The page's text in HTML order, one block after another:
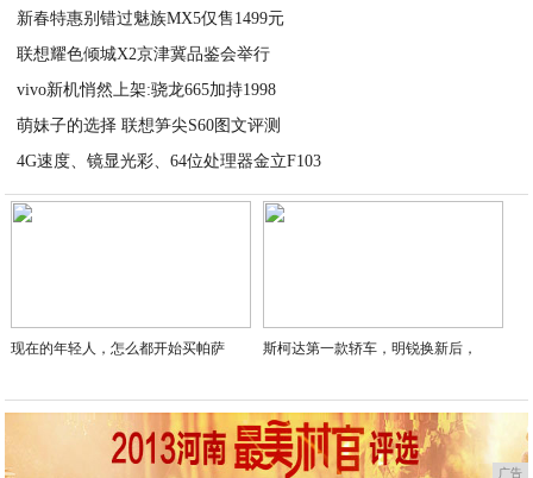
新春特惠别错过魅族MX5仅售1499元
联想耀色倾城X2京津冀品鉴会举行
vivo新机悄然上架:骁龙665加持1998
萌妹子的选择 联想笋尖S60图文评测
4G速度、镜显光彩、64位处理器金立F103
2020-09-05
现在的年轻人，怎么都开始买帕萨 斯柯达第一款轿车，明锐换新后，
广告